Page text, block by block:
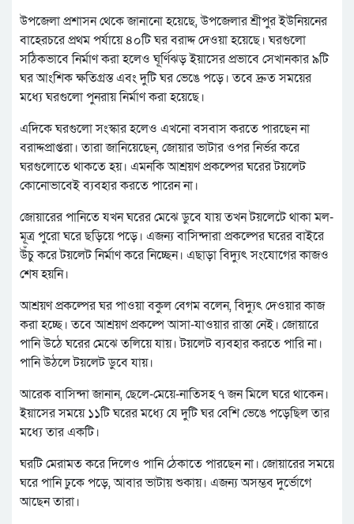
উপজেলা প্রশাসন থেকে জানানো হয়েছে, উপজেলার শ্রীপুর ইউনিয়নের
বাহেরচরে প্রথম পর্যায়ে ৪০টি ঘর বরাদ্দ দেওয়া হয়েছে। ঘরগুলো
সঠিকভাবে নির্মাণ করা হলেও ঘূর্ণিঝড় ইয়াসের প্রভাবে সেখানকার ৯টি
ঘর আংশিক ক্ষতিগ্রস্ত এবং দুটি ঘর ভেঙে পড়ে। তবে দ্রুত সময়ের
মধ্যে ঘরগুলো পুনরায় নির্মাণ করা হয়েছে।
এদিকে ঘরগুলো সংস্কার হলেও এখনো বসবাস করতে পারছেন না
বরাদ্দপ্রাপ্তরা। তারা জানিয়েছেন, জোয়ার ভাটার ওপর নির্ভর করে
ঘরগুলোতে থাকতে হয়। এমনকি আশ্রয়ণ প্রকল্পের ঘরের টয়লেট
কোনোভাবেই ব্যবহার করতে পারেন না।
জোয়ারের পানিতে যখন ঘরের মেঝে ডুবে যায় তখন টয়লেটে থাকা মল-
মূত্র পুরো ঘরে ছড়িয়ে পড়ে। এজন্য বাসিন্দারা প্রকল্পের ঘরের বাইরে
উঁচু করে টয়লেট নির্মাণ করে নিচ্ছেন। এছাড়া বিদ্যুৎ সংযোগের কাজও
শেষ হয়নি।
আশ্রয়ণ প্রকল্পের ঘর পাওয়া বকুল বেগম বলেন, বিদ্যুৎ দেওয়ার কাজ
করা হচ্ছে। তবে আশ্রয়ণ প্রকল্পে আসা-যাওয়ার রাস্তা নেই। জোয়ারে
পানি উঠে ঘরের মেঝে তলিয়ে যায়। টয়লেট ব্যবহার করতে পারি না।
পানি উঠলে টয়লেট ডুবে যায়।
আরেক বাসিন্দা জানান, ছেলে-মেয়ে-নাতিসহ ৭ জন মিলে ঘরে থাকেন।
ইয়াসের সময়ে ১১টি ঘরের মধ্যে যে দুটি ঘর বেশি ভেঙে পড়েছিল তার
মধ্যে তার একটি।
ঘরটি মেরামত করে দিলেও পানি ঠেকাতে পারছেন না। জোয়ারের সময়ে
ঘরে পানি ঢুকে পড়ে, আবার ভাটায় শুকায়। এজন্য অসম্ভব দুর্ভোগে
আছেন তারা।